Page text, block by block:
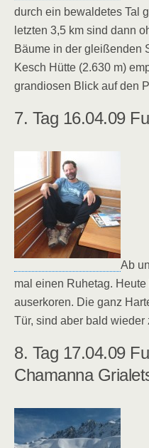
durch ein bewaldetes Tal
letzten 3,5 km sind dann
Bäume in der gleißenden
Kesch Hütte (2.630 m)
grandiosen Blick auf den
7. Tag 16.04.09
Ab
mal einen Ruhetag.
auserkoren. Die ganz
Tür, sind aber bald wieder
8. Tag 17.04.09
Chamanna